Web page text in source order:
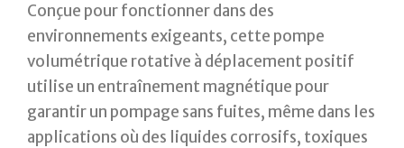
Conçue pour fonctionner dans des
environnements exigeants, cette pompe
volumétrique rotative à déplacement positif
utilise un entraînement magnétique pour
garantir un pompage sans fuites, même dans les
applications où des liquides corrosifs, toxiques